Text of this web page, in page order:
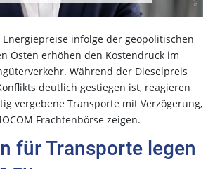
infolge der geopolitischen
Osten erhöhen den Kostendruck im
Während der Dieselpreis
deutlich gestiegen ist, reagieren
vergebene Transporte mit Verzögerung,
Frachtenbörse zeigen.
für Transporte legen